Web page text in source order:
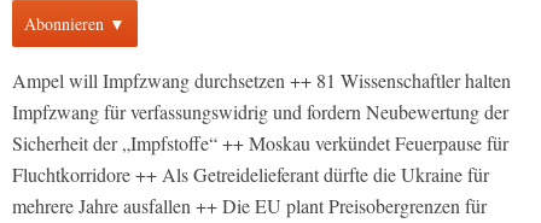
Abonnieren ▼
Ampel will Impfzwang durchsetzen ++ 81 Wissenschaftler halten
Impfzwang für verfassungswidrig und fordern Neubewertung der
Sicherheit der „Impfstoffe“ ++ Moskau verkündet Feuerpause für
Fluchtkorridore ++ Als Getreidelieferant dürfte die Ukraine für
mehrere Jahre ausfallen ++ Die EU plant Preisobergrenzen für